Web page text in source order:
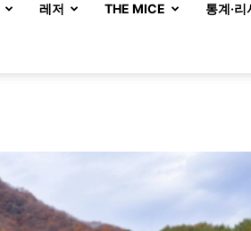
레저 THE MICE 통계·리